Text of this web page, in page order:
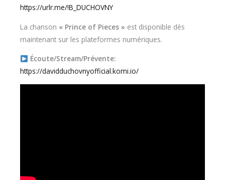
https://urlr.me/!B_DUCHOVNY
La chanson « Prince of Pieces » est disponible dès
maintenant sur les plateformes numériques.
Écoute/Stream/Prévente:
https://davidduchovnyofficial.komi.io/